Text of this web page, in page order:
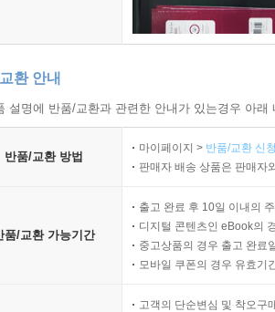
환 안내
설명에 반품/교환과 관련한 안내가 있는경우 아
반품/교환 방법
마이페이지 > 반품/교환 신
판매자 배송 상품은 판매자
품/교환 가능기간
출고 완료 후 10일 이내의
디지털 콘텐츠인 eBook의
중고상품의 경우 출고 완료
모바일 쿠폰의 경우 유효기
고객의 단순변심 및 착오구